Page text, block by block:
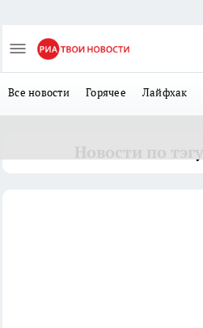
Все новости Горячее Лайфхак